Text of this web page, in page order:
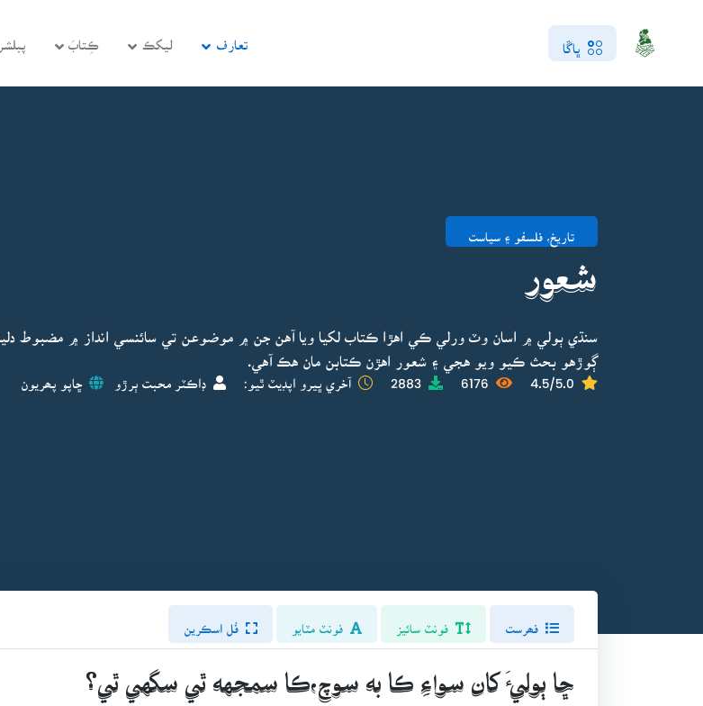
ڀاڱا تعارف ليکڪ ڪِتابَ پبلشر
تاريخ، فلسفو ۽ سياست
شعور
سنڌي ٻولي ۾ اسان وٽ ورلي ڪي اهڙا ڪتاب لکيا ويا آهن جن ۾ موضوعن تي سائنسي انداز ۾ مضبوط
ڳوڙهو بحث ڪيو ويو هجي ۽ شعور اهڙن ڪتابن مان هڪ آهي.
4.5/5.0
6176
2883 آخري ڀيرو اپڊيٽ ٿيو: ڊاڪٽر محبت ٻرڙو ڇاپو پھريون
فُل اسڪرين
ڇا ٻوليءَ کان سواءِ ڪا به سوچ،ڪا سمجهه ٿي سگهي ٿي؟